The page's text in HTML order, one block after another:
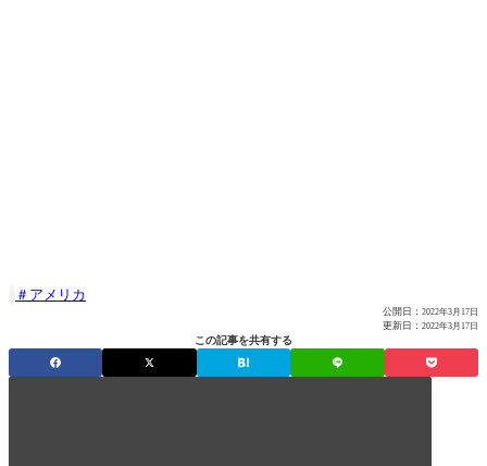
アメリカ
公開日： 2022年3月17日
更新日： 2022年3月17日
この記事を共有する